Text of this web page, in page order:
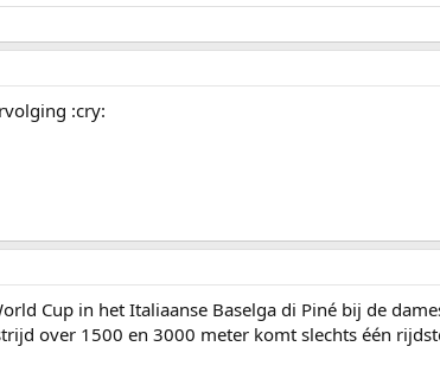
:cry:
Cup in het Italiaanse Baselga di Piné bij de
over 1500 en 3000 meter komt slechts één